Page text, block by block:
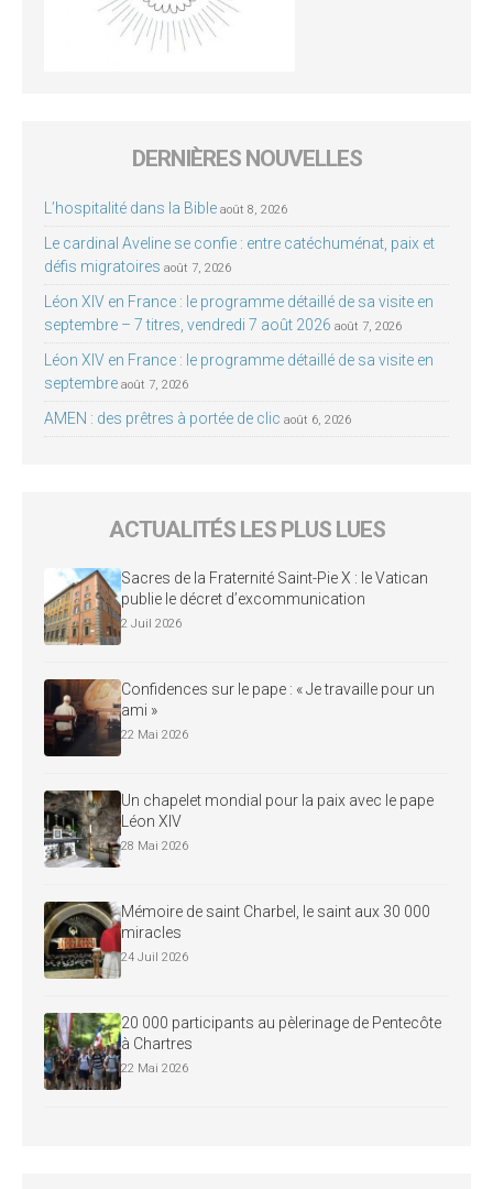
DERNIÈRES NOUVELLES
L’hospitalité dans la Bible août 8, 2026
Le cardinal Aveline se confie : entre catéchuménat, paix et
défis migratoires août 7, 2026
Léon XIV en France : le programme détaillé de sa visite en
septembre – 7 titres, vendredi 7 août 2026 août 7, 2026
Léon XIV en France : le programme détaillé de sa visite en
septembre août 7, 2026
AMEN : des prêtres à portée de clic août 6, 2026
ACTUALITÉS LES PLUS LUES
Sacres de la Fraternité Saint-Pie X : le Vatican
publie le décret d’excommunication
2 Juil 2026
Confidences sur le pape : « Je travaille pour un
ami »
22 Mai 2026
Un chapelet mondial pour la paix avec le pape
Léon XIV
28 Mai 2026
Mémoire de saint Charbel, le saint aux 30 000
miracles
24 Juil 2026
20 000 participants au pèlerinage de Pentecôte
à Chartres
22 Mai 2026